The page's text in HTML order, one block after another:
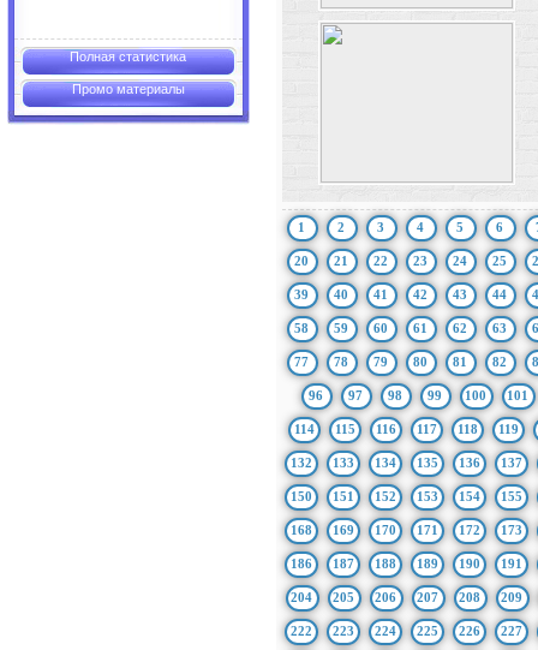
Полная статистика
Промо материалы
1 2 3 4 5 6
20 21 22 23 24 25
39 40 41 42 43 44
58 59 60 61 62 63
77 78 79 80 81 82
96 97 98 99 100 101
114 115 116 117 118 119
132 133 134 135 136 137
150 151 152 153 154 155
168 169 170 171 172 173
186 187 188 189 190 191
204 205 206 207 208 209
222 223 224 225 226 227